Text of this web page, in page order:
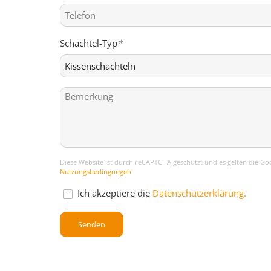
Schachtel-Typ
Diese Website ist durch reCAPTCHA geschützt und es gelten die
Nutzungsbedingungen.
Ich akzeptiere die Datenschutzerklärung.